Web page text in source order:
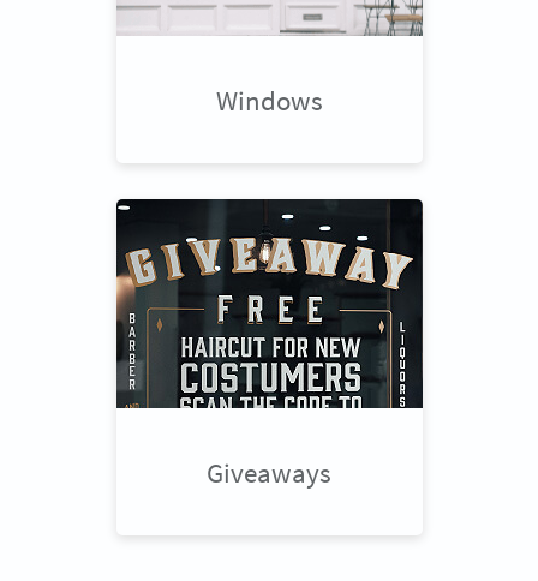
Windows
Giveaways